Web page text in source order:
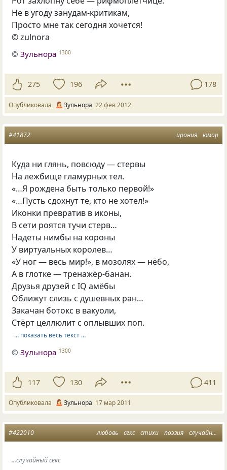
Не в угоду занудам-критикам,
Просто мне так сегодня хочется!
© zulnora
©Зульнора 1300
275 196 178
Опубликовала Зульнора 22 фев 2012
ирония юмор
#41872
Куда ни глянь, повсюду — стервы
На лежбище гламурных тел.
«…Я рождена быть только первой!»
«…Пусть сдохнут те, кто не хотел!»
Иконки превратив в иконы,
В сети роятся тучи стерв…
Надеты нимбы на короны
У виртуальных королев…
«У ног — весь мир!», в мозолях — нёбо,
А в глотке — тренажёр-банан.
Друзья друзей с IQ амёбы
Оближут слизь с душевных ран…
Закачан ботокс в вакуоли,
Стёрт целлюлит с оплывших поп.
… показать весь текст …
©Зульнора 1300
117 130 411
Опубликовала Зульнора 17 мар 2011
любовь секс стихи поэзия случайность
#422010
...случайный секс